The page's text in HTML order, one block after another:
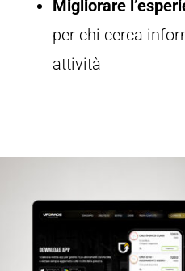
Migliorare
per chi cerca
attività